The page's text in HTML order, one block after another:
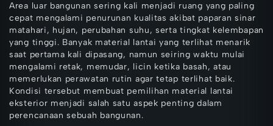
Area luar bangunan sering kali menjadi ruang yang paling
cepat mengalami penurunan kualitas akibat paparan sinar
matahari, hujan, perubahan suhu, serta tingkat kelembapan
yang tinggi. Banyak material lantai yang terlihat menarik
saat pertama kali dipasang, namun seiring waktu mulai
mengalami retak, memudar, licin ketika basah, atau
memerlukan perawatan rutin agar tetap terlihat baik.
Kondisi tersebut membuat pemilihan material lantai
eksterior menjadi salah satu aspek penting dalam
perencanaan sebuah bangunan.